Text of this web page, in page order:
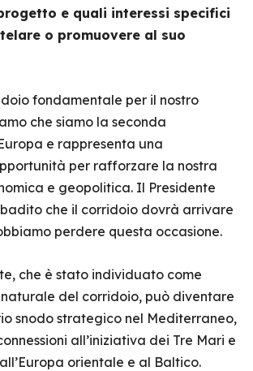
e quali interessi specifici
o promuovere al suo
fondamentale per il nostro
che siamo la seconda
e rappresenta una
per rafforzare la nostra
e geopolitica. Il Presidente
che il corridoio dovrà arrivare
perdere questa occasione.
che è stato individuato come
del corridoio, può diventare
snodo strategico nel Mediterraneo,
all’iniziativa dei Tre Mari e
orientale e al Baltico.